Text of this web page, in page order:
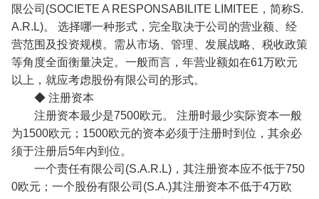
限公司(SOCIETE A RESPONSABILITE LIMITEE，简称S.
A.R.L)。 选择哪一种形式，完全取决于公司的营业额、经
营范围及投资规模。需从市场、管理、发展战略、税收政策
等角度全面衡量决定。一般而言，年营业额如在61万欧元
以上，就应考虑股份有限公司的形式。
◆ 注册资本
注册资本最少是7500欧元。 注册时最少实际资本一般
为1500欧元；1500欧元的资本必须于注册时到位，其余必
须于注册后5年内到位。
一个责任有限公司(S.A.R.L)，其注册资本应不低于750
0欧元；一个股份有限公司(S.A.)其注册资本不低于4万欧